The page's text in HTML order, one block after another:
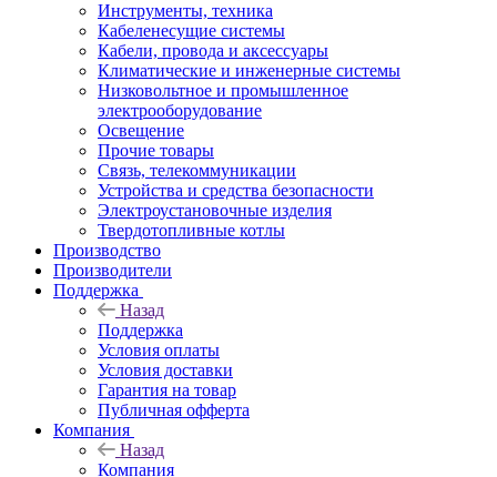
Инструменты, техника
Кабеленесущие системы
Кабели, провода и аксессуары
Климатические и инженерные системы
Низковольтное и промышленное
электрооборудование
Освещение
Прочие товары
Связь, телекоммуникации
Устройства и средства безопасности
Электроустановочные изделия
Твердотопливные котлы
Производство
Производители
Поддержка
Назад
Поддержка
Условия оплаты
Условия доставки
Гарантия на товар
Публичная офферта
Компания
Назад
Компания